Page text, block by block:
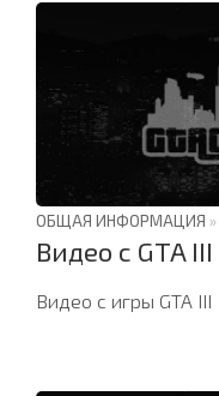
ОБЩАЯ ИНФОРМАЦИЯ »
Видео с GTA III
Видео с игры GTA III